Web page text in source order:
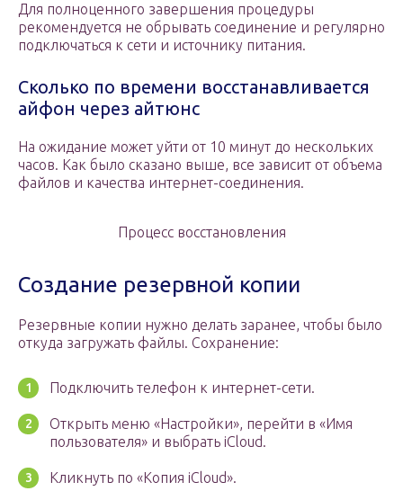
Для полноценного завершения процедуры
рекомендуется не обрывать соединение и регулярно
подключаться к сети и источнику питания.
Сколько по времени восстанавливается
айфон через айтюнс
На ожидание может уйти от 10 минут до нескольких
часов. Как было сказано выше, все зависит от объема
файлов и качества интернет-соединения.
Процесс восстановления
Создание резервной копии
Резервные копии нужно делать заранее, чтобы было
откуда загружать файлы. Сохранение:
Подключить телефон к интернет-сети.
Открыть меню «Настройки», перейти в «Имя
пользователя» и выбрать iCloud.
Кликнуть по «Копия iCloud».